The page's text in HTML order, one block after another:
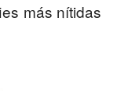
más nítidas